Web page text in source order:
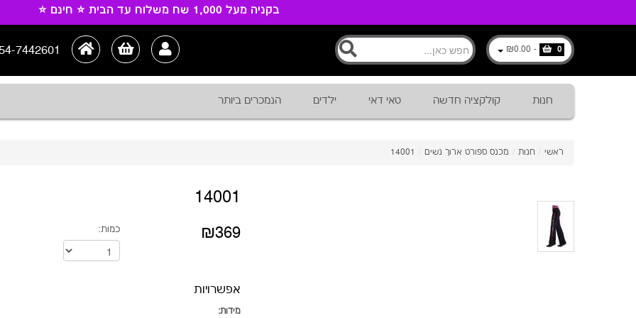
בקניה מעל 1,000 שח משלוח עד הבית ⭐ חינם ⭐
7442601 0
-
₪0.00
חנות קולקציה חדשה טאי דאי ילדים הנמכרים ביותר
ראשי / חנות / מכנס ספורט ארוך נשים /
14001
14001
₪369 כמות:
אפשרויות
מידות: